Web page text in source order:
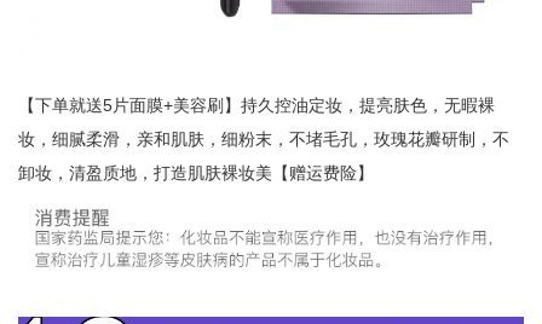
【下单就送5片面膜+美容刷】持久控油定妆，提亮肤色，无暇裸
妆，细腻柔滑，亲和肌肤，细粉末，不堵毛孔，玫瑰花瓣研制，不
卸妆，清盈质地，打造肌肤裸妆美【赠运费险】